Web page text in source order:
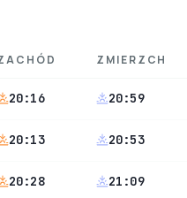
ZMIERZCH
20:16 20:59
20:13 20:53
20:28 21:09